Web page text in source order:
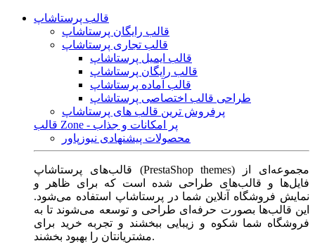
قالب پرستاشاپ
قالب رایگان پرستاشاپ
قالب تجاری پرستاشاپ
قالب ایمیل پرستاشاپ
قالب رایگان پرستاشاپ
قالب آماده پرستاشاپ
طراحی قالب اختصاصی پرستاشاپ
پرفروش ترین قالب های پرستاشاپ
قالب Zone - پر امکانات و جذاب
محصولات پیشنهادی نیوزپاور
قالب‌های پرستاشاپ (PrestaShop themes) مجموعه‌ای از
فایل‌ها و قالب‌های طراحی شده است که برای ظاهر و
نمایش فروشگاه آنلاین شما در پرستاشاپ استفاده می‌شود.
این قالب‌ها بصورت حرفه‌ای طراحی و توسعه می‌شوند تا به
فروشگاه شما شکوه و زیبایی ببخشند و تجربه خرید برای
مشتریانتان را بهبود بخشند.